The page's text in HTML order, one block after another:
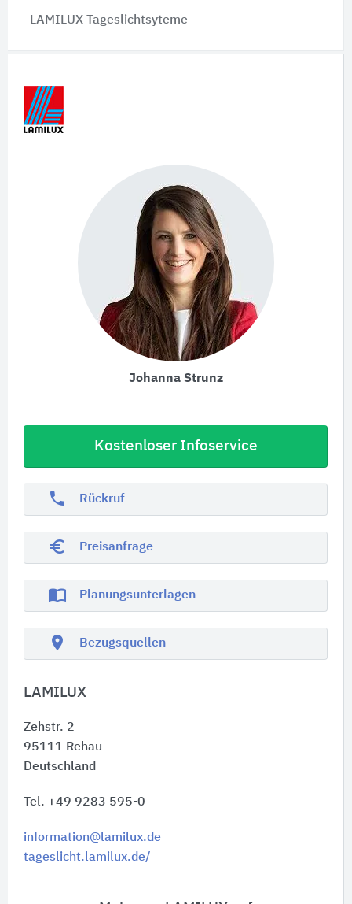
Johanna Strunz
Kostenloser Infoservice
phone Rückruf
euro_symbol Preisanfrage
import_contacts Planungsunterlagen
location_on Bezugsquellen
LAMILUX
Zehstr. 2
95111 Rehau
Deutschland
Tel. +49 9283 595-0
information@lamilux.de
tageslicht.lamilux.de/
LAMILUX Tageslichtsyteme
Schnelleinstiege